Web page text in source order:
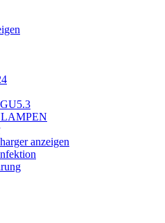
anzeigen